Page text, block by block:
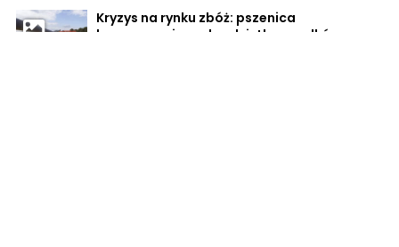
Kryzys na rynku zbóż: pszenica
konsumpcyjna rekordzistką spadków cen